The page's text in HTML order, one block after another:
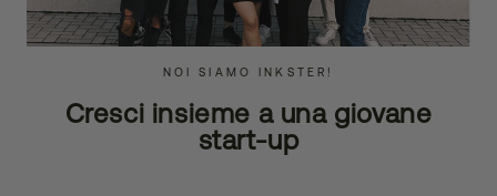
NOI SIAMO INKSTER!
Cresci insieme a una giovane
start-up